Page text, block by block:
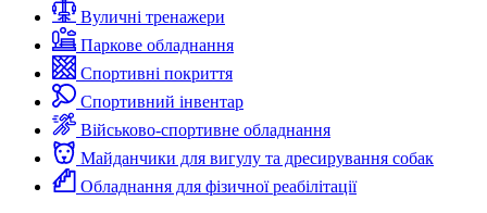
Вуличні тренажери
Паркове обладнання
Спортивні покриття
Спортивний інвентар
Військово-спортивне обладнання
Майданчики для вигулу та дресирування собак
Обладнання для фізичної реабілітації